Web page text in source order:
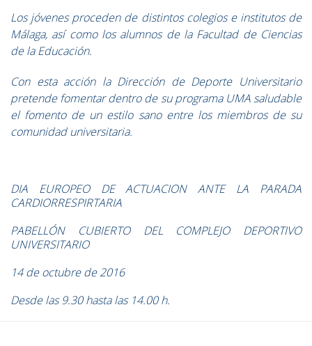
Los jóvenes proceden de distintos colegios e institutos de
Málaga, así como los alumnos de la Facultad de Ciencias
de la Educación.
Con esta acción la Dirección de Deporte Universitario
pretende fomentar dentro de su programa UMA saludable
el fomento de un estilo sano entre los miembros de su
comunidad universitaria.
DIA EUROPEO DE ACTUACION ANTE LA PARADA
CARDIORRESPIRTARIA
PABELLÓN CUBIERTO DEL COMPLEJO DEPORTIVO
UNIVERSITARIO
14 de octubre de 2016
Desde las 9.30 hasta las 14.00 h.